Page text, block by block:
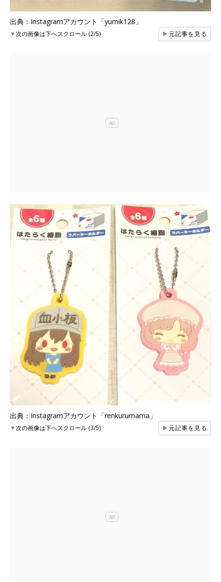
出典：Instagramアカウント「yumik128」
▼次の画像は下へスクロール (2/5) ▶元記事を見る
出典：Instagramアカウント「renkurumama」
▼次の画像は下へスクロール (3/5) ▶元記事を見る